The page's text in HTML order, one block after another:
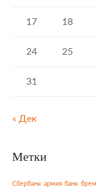
17 18
24 25
31
« Дек
Метки
Сбербанк армия банк